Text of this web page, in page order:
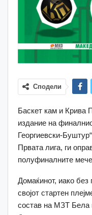
Сподели
Баскет кам и Крива
издание на
Георгиевски-
Првата лига, ги
полуфиналните
Домаќинот, иако
својот стартен
состав на МЗТ Бела